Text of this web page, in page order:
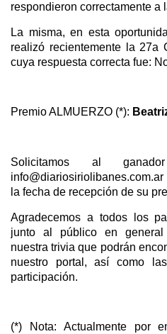
respondieron correctamente a
La misma, en esta
realizó recientemente la 27a
cuya respuesta correcta fue:
Premio ALMUERZO (*):
Solicitamos al
la fecha de recepción de su
Agradecemos a todos los
junto al público en
nuestra trivia que podrán
nuestro portal, así como
participación.
(*) Nota: Actualmente por